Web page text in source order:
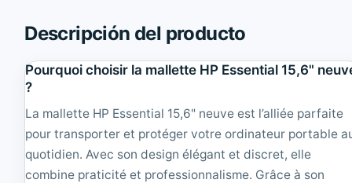
Descripción del producto
Pourquoi choisir la mallette HP Essential 15,6"
?
La mallette HP Essential 15,6" neuve est l’alliée parfaite
pour transporter et protéger votre ordinateur portable
quotidien. Avec son design élégant et discret, elle
combine praticité et professionnalisme. Grâce à son